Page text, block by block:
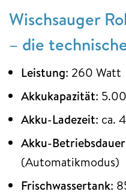
Wischsauger
– die
Leistung: 260 Watt
Akkukapazität:
Akku-Ladezeit: ca.
Akku-Betriebsdauer
(Automatikmodus)
Frischwassertank: